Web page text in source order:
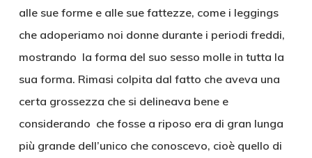
alle sue forme e alle sue fattezze, come i leggings
che adoperiamo noi donne durante i periodi freddi,
mostrando la forma del suo sesso molle in tutta la
sua forma. Rimasi colpita dal fatto che aveva una
certa grossezza che si delineava bene e
considerando che fosse a riposo era di gran lunga
più grande dell’unico che conoscevo, cioè quello di